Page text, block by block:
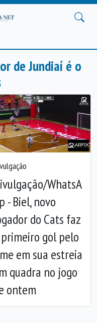
de Jundiaí é o
WhatsA
- Biel, novo
do Cats faz
gol pelo
em sua estreia
quadra no jogo
ontem